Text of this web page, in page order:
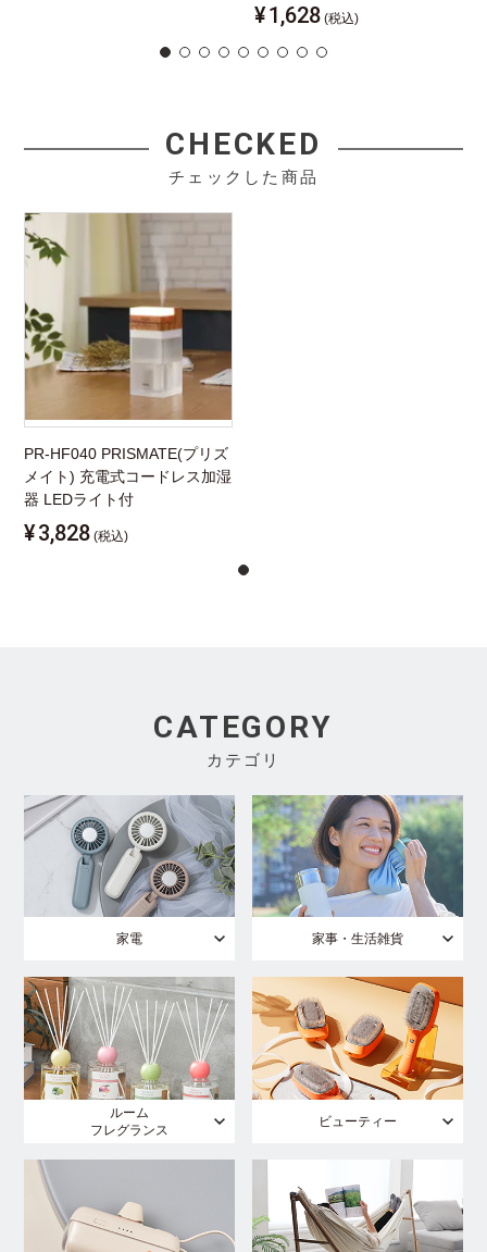
¥1,628 (税込)
CHECKED
チェックした商品
PR-HF040 PRISMATE(プリズ
メイト) 充電式コードレス加湿
器 LEDライト付
¥3,828 (税込)
CATEGORY
カテゴリ
家電 家事・生活雑貨
ルーム
フレグランス
ビューティー